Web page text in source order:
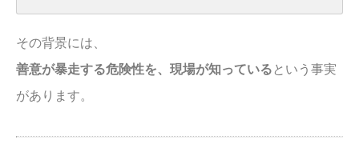
その背景には、
善意が暴走する危険性を、現場が知っている という事実
があります。